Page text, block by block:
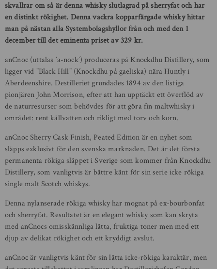
skvallrar om så är denna whisky slutlagrad på sherryfat och har
en distinkt rökighet. Denna vackra kopparfärgade whisky hittar
man på nästan alla Systembolagshyllor från och med den 1
december till det eminenta priset av 329 kr.
anCnoc (uttalas ’a-nock’) produceras på Knockdhu Distillery, som
ligger vid ”Black Hill” (Knockdhu på gaeliska) nära Huntly i
Aberdeenshire. Destilleriet grundades 1894 av den listiga
pionjären John Morrison, efter att han upptäckt ett överflöd av
de naturresurser som behövdes för att göra fin maltwhisky i
området: rent källvatten och rikligt med torv och korn.
anCnoc Sherry Cask Finish, Peated Edition är en nyhet som
släpps exklusivt för den svenska marknaden. Det är det första
permanenta rökiga släppet i Sverige som kommer från Knockdhu
Distillery, som vanligtvis är bättre känt för sin serie icke rökiga
single malt Scotch whiskys.
Denna nylanserade rökiga whisky har mognat på ex-bourbonfat
och sherryfat. Resultatet är en elegant whisky som kan skryta
med anCnocs omisskännliga lätta, fruktiga toner men med ett
djup av delikat rökighet och ett kryddigt avslut.
anCnoc är vanligtvis känt för sin lätta icke-rökiga karaktär, men